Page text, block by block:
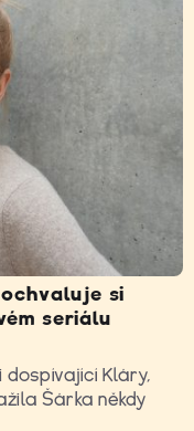
si
seriálu
Kláry,
Šárka někdy